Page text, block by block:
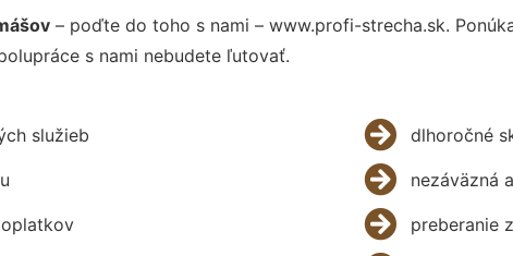
– poďte do toho s nami – www.profi-strecha.sk.
s nami nebudete ľutovať.
služieb dlhoročné
nezáväzná
preberanie